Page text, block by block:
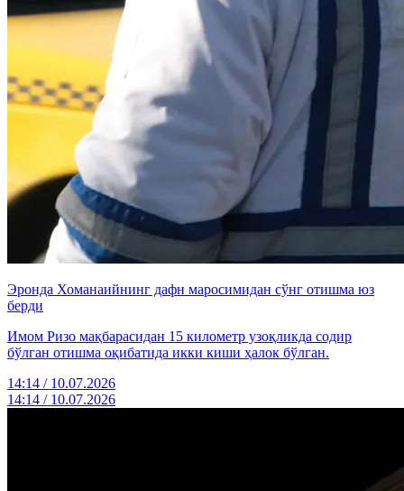
Эронда Хоманаийнинг дафн маросимидан сўнг отишма юз
берди
Имом Ризо мақбарасидан 15 километр узоқликда содир
бўлган отишма оқибатида икки киши ҳалок бўлган.
14:14 / 10.07.2026
14:14 / 10.07.2026